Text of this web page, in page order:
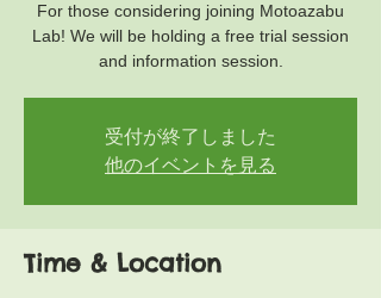
For those considering joining Motoazabu
Lab! We will be holding a free trial session
and information session.
受付が終了しました
他のイベントを見る
Time & Location